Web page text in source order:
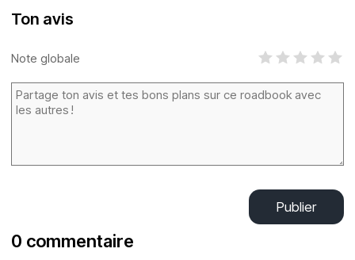
Ton avis
Note globale
Publier
0 commentaire